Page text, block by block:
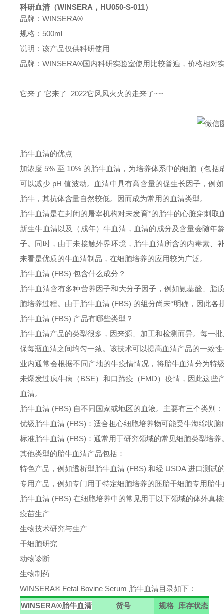
科研血清（WINSERA，HU050-S-011）
品牌： WINSERA®
规格：500ml
说明：该产品仅供科研使用
品牌： WINSERA®国内科研实验室使用比较普遍，价格相对
它来了 它来了 2022它风风火火的走来了~~
胎牛血清的优点
加浓度 5% 至 10% 的胎牛血清，为培养体系中的细胞（包
可以减少 pH 值波动。血清中具有高含量的促生长因子，例
胎牛，其抗体含量自然较低。因而成为常用的血清类型。
胎牛血清是在封闭的屠宰机构对未发育*的胎牛的心脏穿刺
新生牛血清以及（成年）牛血清，血清的成分及含量会随年
子。同时，由于未接触外界环境，胎牛血清所含的内毒素、
来看是优质的牛血清制品，在细胞培养的应用较为广泛。
胎牛血清 (FBS) 包含什么成分？
胎牛血清含有多种营养因子和大分子因子，例如氨基酸、
胞培养过程。由于胎牛血清 (FBS) 的组分尚未*明确，因此各
胎牛血清 (FBS) 产品有哪些类型？
胎牛血清产品的类型很多，因来源、加工和检测而异。每一
保每瓶血清之间均匀一致。该技术可以提高血清产品的一致
业内通常会根据不同产地的牛疫情情况，将胎牛血清分为特
未爆发过疯牛病（BSE）和口蹄疫（FMD）疫情，因此这些
血清。
胎牛血清 (FBS) 自不同国家或地区的血液。主要有三个类别：
优级胎牛血清 (FBS)：适合担心细胞培养物可能受牛海绵状
标准胎牛血清 (FBS)：通常用于研究领域的常见细胞类型培养
其他类型的胎牛血清产品包括：
特色产品，例如透析型胎牛血清 (FBS) 和经 USDA 进口测试
专用产品，例如专门用于特定细胞培养的胚胎干细胞专用胎
胎牛血清 (FBS) 在细胞培养中的常见用于以下领域的体外真
疫苗生产
生物技术研究与生产
干细胞研究
动物诊断
生物制药
WINSERA® Fetal Bovine Serum 胎牛血清目录如下：
WINSERA®胎牛血清
货号 规格
库存状态